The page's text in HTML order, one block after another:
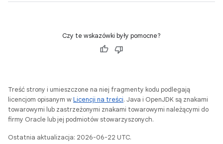
Czy te wskazówki były pomocne?
Treść strony i umieszczone na niej fragmenty kodu podlegają
licencjom opisanym wLicencji na treści. Java i OpenJDK są znakami
towarowymi lub zastrzeżonymi znakami towarowymi należącymi do
firmy Oracle lub jej podmiotów stowarzyszonych.
Ostatnia aktualizacja: 2026-06-22 UTC.